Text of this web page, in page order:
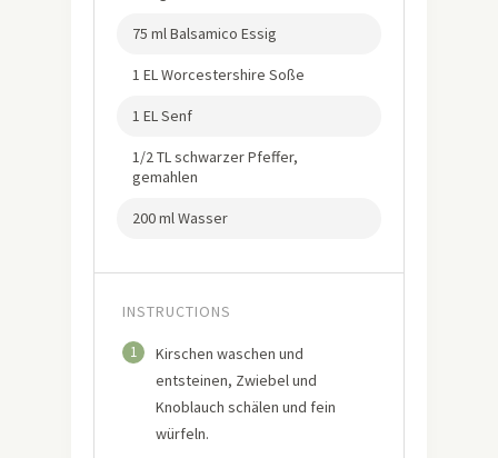
75 ml Balsamico Essig
1 EL Worcestershire Soße
1 EL Senf
1/2 TL schwarzer Pfeffer,
gemahlen
200 ml Wasser
INSTRUCTIONS
1
Kirschen waschen und
entsteinen, Zwiebel und
Knoblauch schälen und fein
würfeln.